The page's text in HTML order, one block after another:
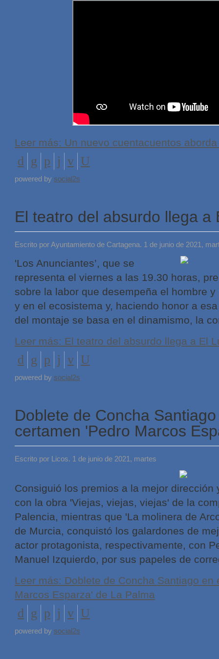
Leer más: Un nuevo cuentacuentos
powered by social2s
El teatro del absurdo llega a
Escrito por Ayuntamiento de Cartagena. 1 de junio de 2021,
'Los Anunciantes’, que se
representa el viernes a las 19.30 horas,
sobre la labor que desempeña el hombre
y en el ecosistema y, haciendo honor a
del montaje se basa en el dinamismo, la
Leer más: El teatro del absurdo llega a El
powered by social2s
Doblete de Concha
certamen 'Pedro Marcos
Escrito por Licos. 1 de junio de 2021, martes
Consiguió los premios a la mejor dirección
con la obra 'Viejas, viejas, viejas' de la
Palencia, mientras que 'La molinera de
de Murcia, conquistó los galardones de
actor protagonista, respectivamente, con
Manuel Izquierdo, por sus papeles de
Leer más: Doblete de Concha Santiago en
Marcos Esparza' de La Palma
powered by social2s